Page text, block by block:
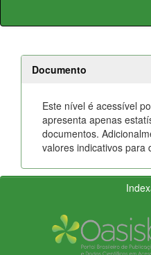
Documento
Este nível é acessível
apresenta apenas
documentos.
valores indicativos para